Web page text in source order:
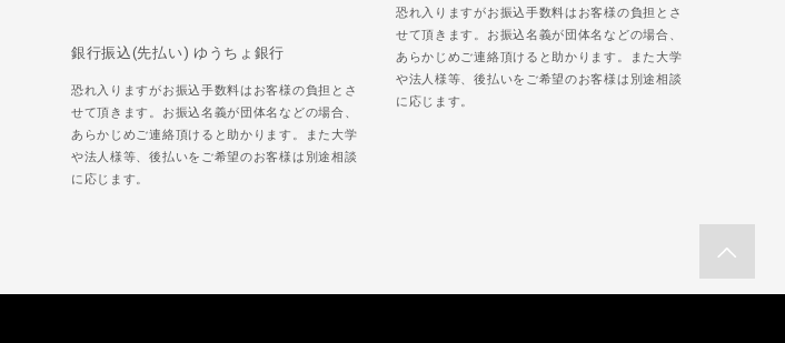
恐れ入りますがお振込手数料はお客様の負担とさ
せて頂きます。お振込名義が団体名などの場合、
あらかじめご連絡頂けると助かります。また大学
や法人様等、後払いをご希望のお客様は別途相談
に応じます。
銀行振込(先払い) ゆうちょ銀行
恐れ入りますがお振込手数料はお客様の負担とさ
せて頂きます。お振込名義が団体名などの場合、
あらかじめご連絡頂けると助かります。また大学
や法人様等、後払いをご希望のお客様は別途相談
に応じます。